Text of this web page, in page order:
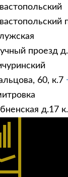
проезд
60, к.7
д.17
УСЛУГИ